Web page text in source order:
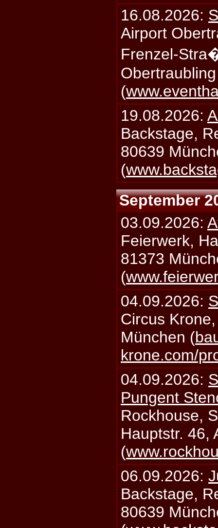
16.08.2026:
Airport
Frenzel-
(
19.08.2026:
Backstage,
80639
(
September
03.09.2026:
Feierwerk,
81373
(
04.09.2026:
Circus
München (
krone.com/
04.09.2026:
Pungent
Rockhouse,
Hauptstr. 46,
(
06.09.2026:
Backstage,
80639